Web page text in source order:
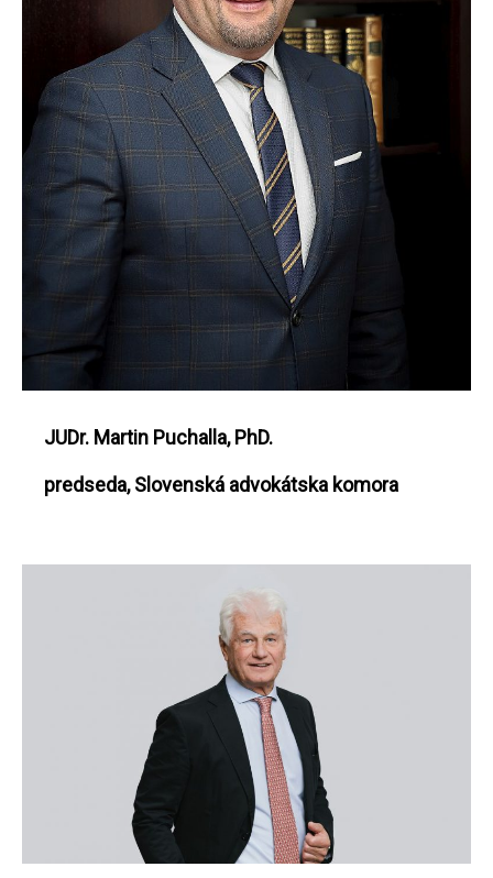
JUDr. Martin Puchalla, PhD.
predseda, Slovenská advokátska komora